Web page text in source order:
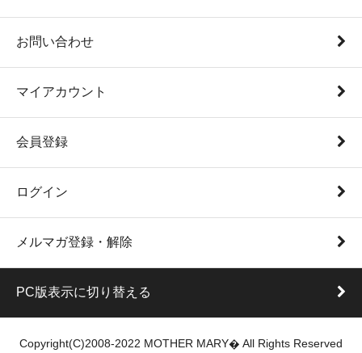
お問い合わせ
マイアカウント
会員登録
ログイン
メルマガ登録・解除
PC版表示に切り替える
Copyright(C)2008-2022 MOTHER MARY� All Rights Reserved